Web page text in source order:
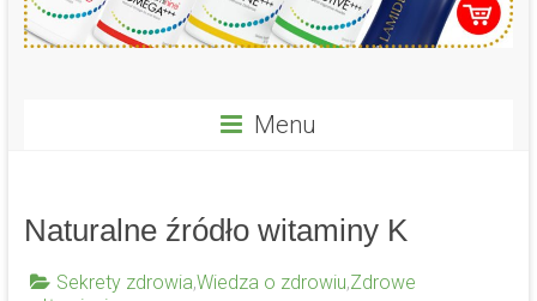
Menu
Naturalne źródło witaminy K
Sekrety zdrowia,Wiedza o zdrowiu,Zdrowe